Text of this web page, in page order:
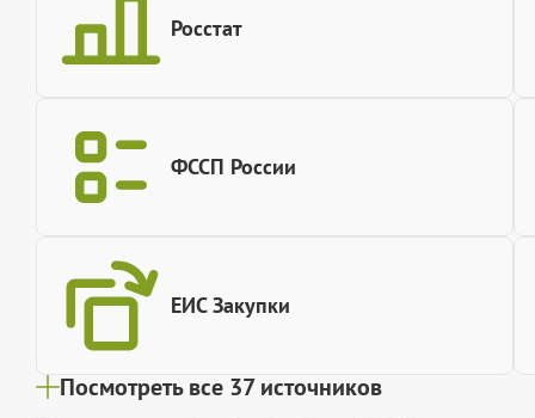
Росстат
ФССП России
ЕИС Закупки
Посмотреть все 37 источников